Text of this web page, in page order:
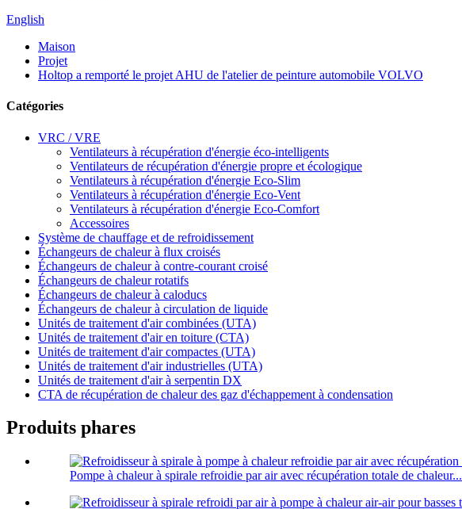
English
Maison
Projet
Holtop a remporté le projet AHU de l'atelier de peinture automobile VOLVO
Catégories
VRC / VRE
Ventilateurs à récupération d'énergie éco-intelligents
Ventilateurs de récupération d'énergie propre et écologique
Ventilateurs à récupération d'énergie Eco-Slim
Ventilateurs à récupération d'énergie Eco-Vent
Ventilateurs à récupération d'énergie Eco-Comfort
Accessoires
Système de chauffage et de refroidissement
Échangeurs de chaleur à flux croisés
Échangeurs de chaleur à contre-courant croisé
Échangeurs de chaleur rotatifs
Échangeurs de chaleur à caloducs
Échangeurs de chaleur à circulation de liquide
Unités de traitement d'air combinées (UTA)
Unités de traitement d'air en toiture (CTA)
Unités de traitement d'air compactes (UTA)
Unités de traitement d'air industrielles (UTA)
Unités de traitement d'air à serpentin DX
CTA de récupération de chaleur des gaz d'échappement à condensation
Produits phares
Pompe à chaleur à spirale refroidie par air avec récupération totale de chaleur...